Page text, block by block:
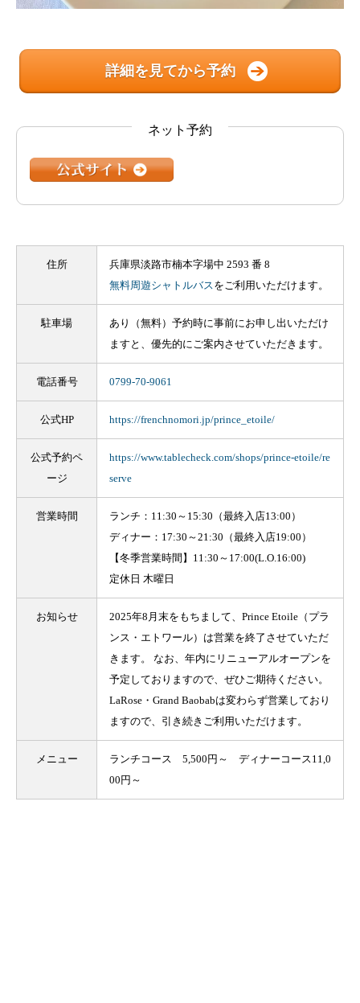
詳細を見てから予約
ネット予約
住所
兵庫県淡路市楠本字場中 2593 番 8
無料周遊シャトルバス をご利用いただけます。
駐車場
あり（無料）予約時に事前にお申し出いただけ
ますと、優先的にご案内させていただきます。
電話番号 0799-70-9061
公式HP https://frenchnomori.jp/prince_etoile/
公式予約ペ
ージ
https://www.tablecheck.com/shops/prince-etoile/re
serve
営業時間
ランチ：11:30～15:30（最終入店13:00）
ディナー：17:30～21:30（最終入店19:00）
【冬季営業時間】11:30～17:00(L.O.16:00)
定休日 木曜日
お知らせ
2025年8月末をもちまして、Prince Etoile（プラ
ンス・エトワール）は営業を終了させていただ
きます。 なお、年内にリニューアルオープンを
予定しておりますので、ぜひご期待ください。
LaRose・Grand Baobabは変わらず営業しており
ますので、引き続きご利用いただけます。
メニュー
ランチコース 5,500円～ ディナーコース11,0
00円～